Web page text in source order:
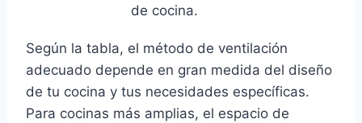
de cocina.
Según la tabla, el método de ventilación
adecuado depende en gran medida del diseño
de tu cocina y tus necesidades específicas.
Para cocinas más amplias, el espacio de